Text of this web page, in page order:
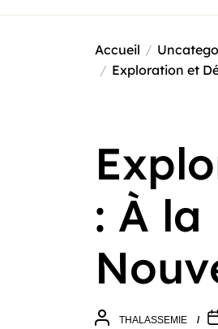
Accueil
Exploration et
: À la
THALASSEMIE